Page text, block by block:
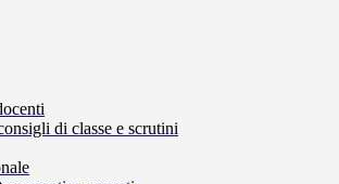
di classe e scrutini